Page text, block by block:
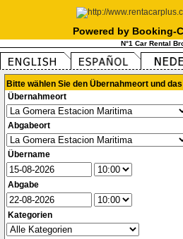
Powered by Booking-
N°1 Car Rental
Bitte wählen Sie den Übernahmeort und
Übernahmeort
Abgabeort
Übername
Abgabe
Kategorien